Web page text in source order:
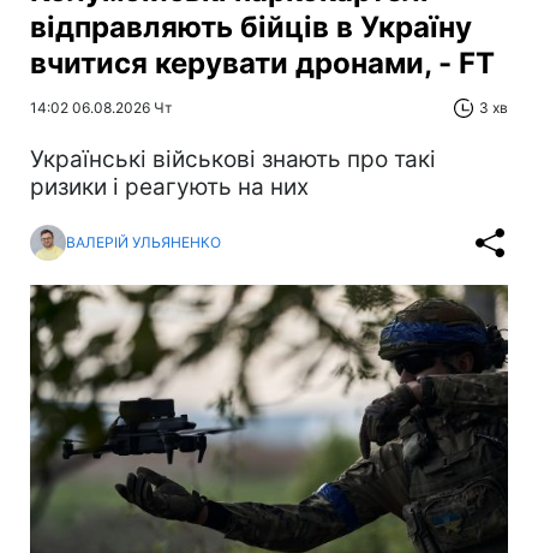
відправляють бійців в Україну
вчитися керувати дронами, - FT
14:02 06.08.2026 Чт 3 хв
Українські військові знають про такі
ризики і реагують на них
ВАЛЕРІЙ УЛЬЯНЕНКО